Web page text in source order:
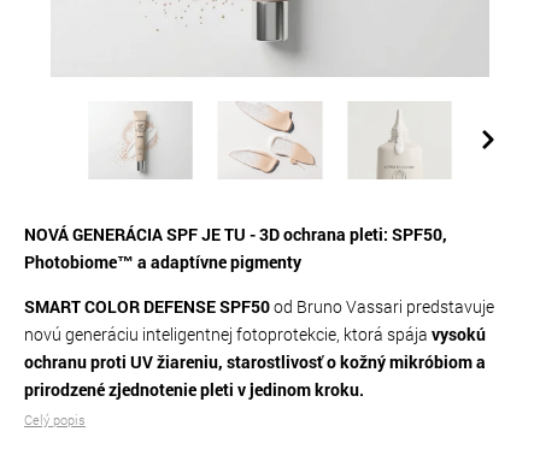
NOVÁ GENERÁCIA SPF JE TU - 3D ochrana pleti: SPF50,
Photobiome™ a adaptívne pigmenty
SMART COLOR DEFENSE SPF50od Bruno Vassari predstavuje
novú generáciu inteligentnej fotoprotekcie, ktorá spája vysokú
ochranu proti UV žiareniu, starostlivosť o kožný mikróbiom a
prirodzené zjednotenie pleti v jedinom kroku.
Celý popis